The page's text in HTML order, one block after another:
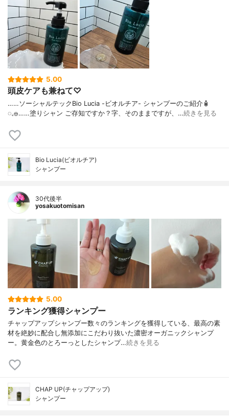
5.00
頭皮ケアも兼ねて♡
……⁡⁡⁡ソーシャルテックBio Lucia -ビオルチア- シャンプー⁡のご紹介🧴‎
◌𓈒𓐍⁡……⁡⁡⁡⁡塗りシャン ご存知ですか？⁡⁡⁡⁡字、そのままですが、…続きを見る
Bio Lucia(ビオルチア)
シャンプー
30代後半
yosakuotomisan
5.00
ランキング獲得シャンプー
チャップアップシャンプー数々のランキングを獲得している、最高の素
材を絶妙に配合し無添加にこだわり抜いた濃密オーガニックシャンプ
ー。黄金色のとろーっとしたシャンプ…続きを見る
CHAP UP(チャップアップ)
シャンプー